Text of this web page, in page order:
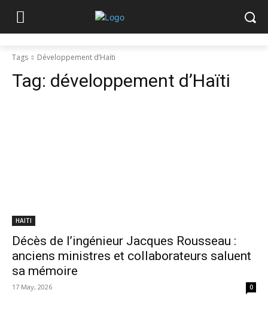
Tags Développement d’Haïti
Tag: développement d’Haïti
HAITI
Décès de l’ingénieur Jacques Rousseau :
anciens ministres et collaborateurs saluent
sa mémoire
17 May, 2026 0